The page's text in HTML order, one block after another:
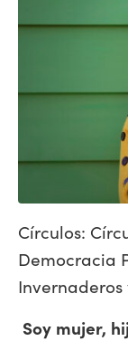
Círculos:
Democracia
Soy mujer,